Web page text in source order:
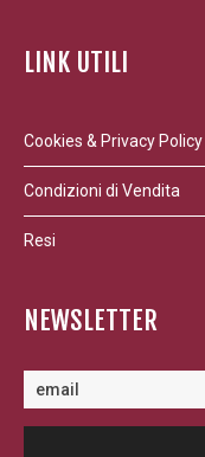
LINK UTILI
Cookies & Privacy Policy
Condizioni di Vendita
Resi
NEWSLETTER